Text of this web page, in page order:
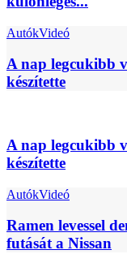
AutókVideó
A nap legcukibb
készítette
A nap legcukibb
készítette
AutókVideó
Ramen levessel
futását a Nissan